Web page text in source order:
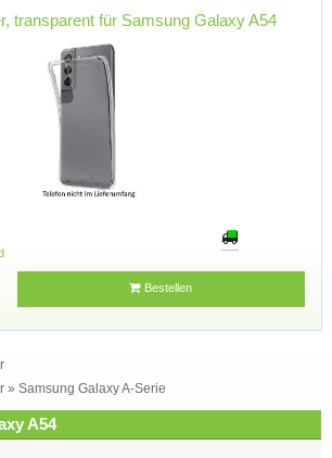
transparent für Samsung Galaxy A54
Bestellen
» Samsung Galaxy A-Serie
A54